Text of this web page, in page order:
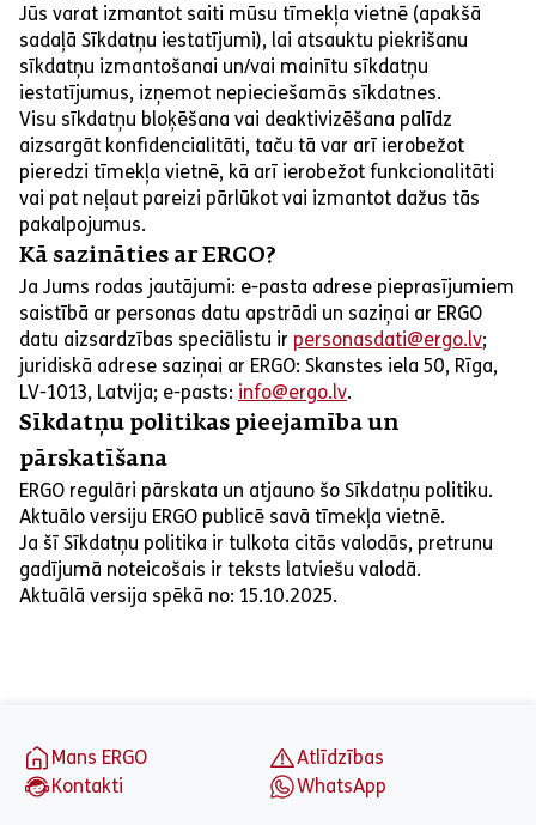
Jūs varat izmantot saiti mūsu tīmekļa vietnē (apakšā
sadaļā Sīkdatņu iestatījumi), lai atsauktu piekrišanu
sīkdatņu izmantošanai un/vai mainītu sīkdatņu
iestatījumus, izņemot nepieciešamās sīkdatnes.
Visu sīkdatņu bloķēšana vai deaktivizēšana palīdz
aizsargāt konfidencialitāti, taču tā var arī ierobežot
pieredzi tīmekļa vietnē, kā arī ierobežot funkcionalitāti
vai pat neļaut pareizi pārlūkot vai izmantot dažus tās
pakalpojumus.
Kā sazināties ar ERGO?
Ja Jums rodas jautājumi: e-pasta adrese pieprasījumiem
saistībā ar personas datu apstrādi un saziņai ar ERGO
datu aizsardzības speciālistu ir personasdati@ergo.lv;
juridiskā adrese saziņai ar ERGO: Skanstes iela 50, Rīga,
LV-1013, Latvija; e-pasts: info@ergo.lv.
Sīkdatņu politikas pieejamība un
pārskatīšana
ERGO regulāri pārskata un atjauno šo Sīkdatņu politiku.
Aktuālo versiju ERGO publicē savā tīmekļa vietnē.
Ja šī Sīkdatņu politika ir tulkota citās valodās, pretrunu
gadījumā noteicošais ir teksts latviešu valodā.
Aktuālā versija spēkā no: 15.10.2025.
Mans ERGO
Atlīdzības
Kontakti
WhatsApp